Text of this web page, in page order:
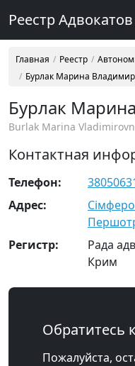
Реестр Адвокатов
Главная Реестр
Бурлак Марина
Бурлак
Burlak Marina
Контактная
Телефон:
Адрес:
Регистр:
Рада
Крим
Обратитесь
Пожалуйста,